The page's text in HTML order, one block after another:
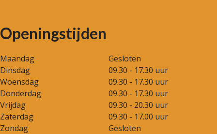
Openingstijden
Maandag
Gesloten
Dinsdag
09.30 - 17.30 uur
Woensdag
09.30 - 17.30 uur
Donderdag
09.30 - 17.30 uur
Vrijdag
09.30 - 20.30 uur
Zaterdag
09.30 - 17.00 uur
Zondag
Gesloten